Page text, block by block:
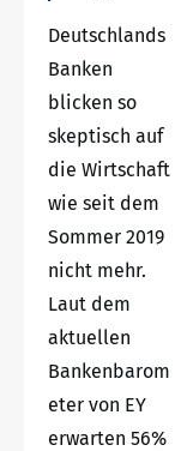
Deutschlands
Banken
blicken so
skeptisch auf
die Wirtschaft
wie seit dem
Sommer 2019
nicht mehr.
Laut dem
aktuellen
Bankenbarom
eter von EY
erwarten 56%